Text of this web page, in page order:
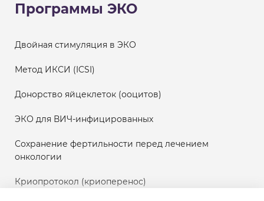
Программы ЭКО
Двойная стимуляция в ЭКО
Метод ИКСИ (ICSI)
Донорство яйцеклеток (ооцитов)
ЭКО для ВИЧ-инфицированных
Сохранение фертильности перед лечением
онкологии
Криопротокол (криоперенос)